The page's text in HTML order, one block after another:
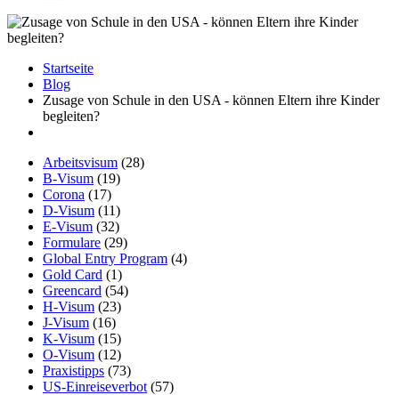
Startseite
Blog
Zusage von Schule in den USA - können Eltern ihre Kinder
begleiten?
Arbeitsvisum (28)
B-Visum (19)
Corona (17)
D-Visum (11)
E-Visum (32)
Formulare (29)
Global Entry Program (4)
Gold Card (1)
Greencard (54)
H-Visum (23)
J-Visum (16)
K-Visum (15)
O-Visum (12)
Praxistipps (73)
US-Einreiseverbot (57)